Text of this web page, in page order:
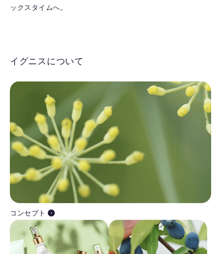
ックスタイムへ。
イグニスについて
コンセプト